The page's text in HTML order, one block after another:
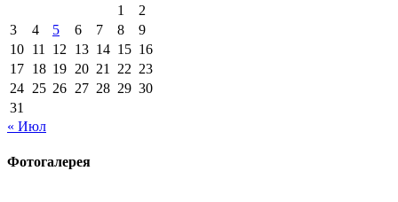
1
2
3
4 5 6 7 8
9
10 11 12 13 14 15 16
17 18 19 20 21 22 23
24 25 26 27 28 29 30
31
« Июл
Фотогалерея